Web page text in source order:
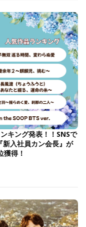
キング発表！！SNSで
新入社員カン会長』が
得！